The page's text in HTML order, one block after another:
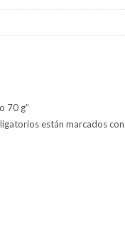
70 g”
están marcados con